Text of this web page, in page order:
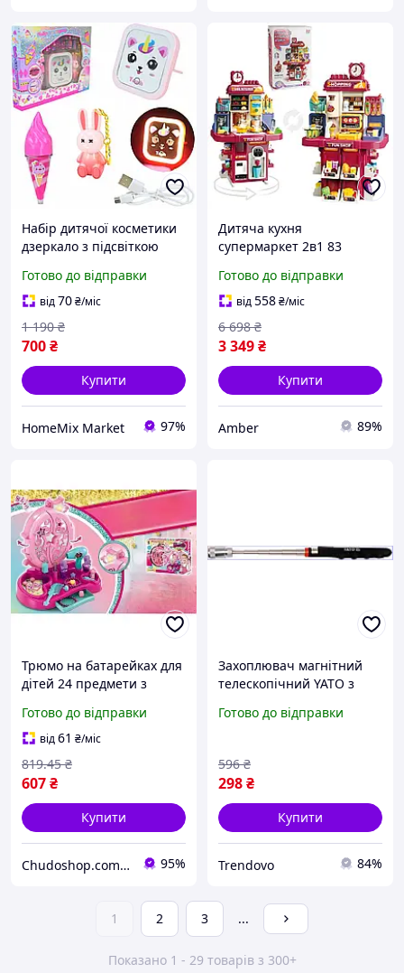
Набір дитячої косметики
дзеркало з підсвіткою
дівчаток 5 предметів HM-
15213
Готово до відправки
від70₴/міс
700₴
1 190 ₴
Купити
HomeMix Market 97%
Дитяча кухня
супермаркет 2в1 83
парою Ігровий магазин з
підсвічуванням та звуком
З касою
Готово до відправки
від558₴/міс
3 349₴
6 698 ₴
Купити
Amber 89%
Трюмо на батарейках для
дітей 24 предмети з
флакони фен іграшка для
маленьких модниць
Готово до відправки
від61 ₴/міс
607₴
819.45 ₴
Купити
Chudoshop.com.ua 95%
Захоплювач магнітний
телескопічний YATO з
пошуку металевих
Готово до відправки
298₴
596 ₴
Купити
Trendovo 84%
1 2 3 ...
Показано 1 - 29 товарів з 300+